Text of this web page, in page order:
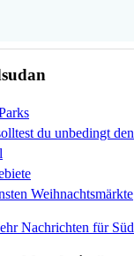
du unbedingt
Weihnachtsmärkte
Nachrichten für